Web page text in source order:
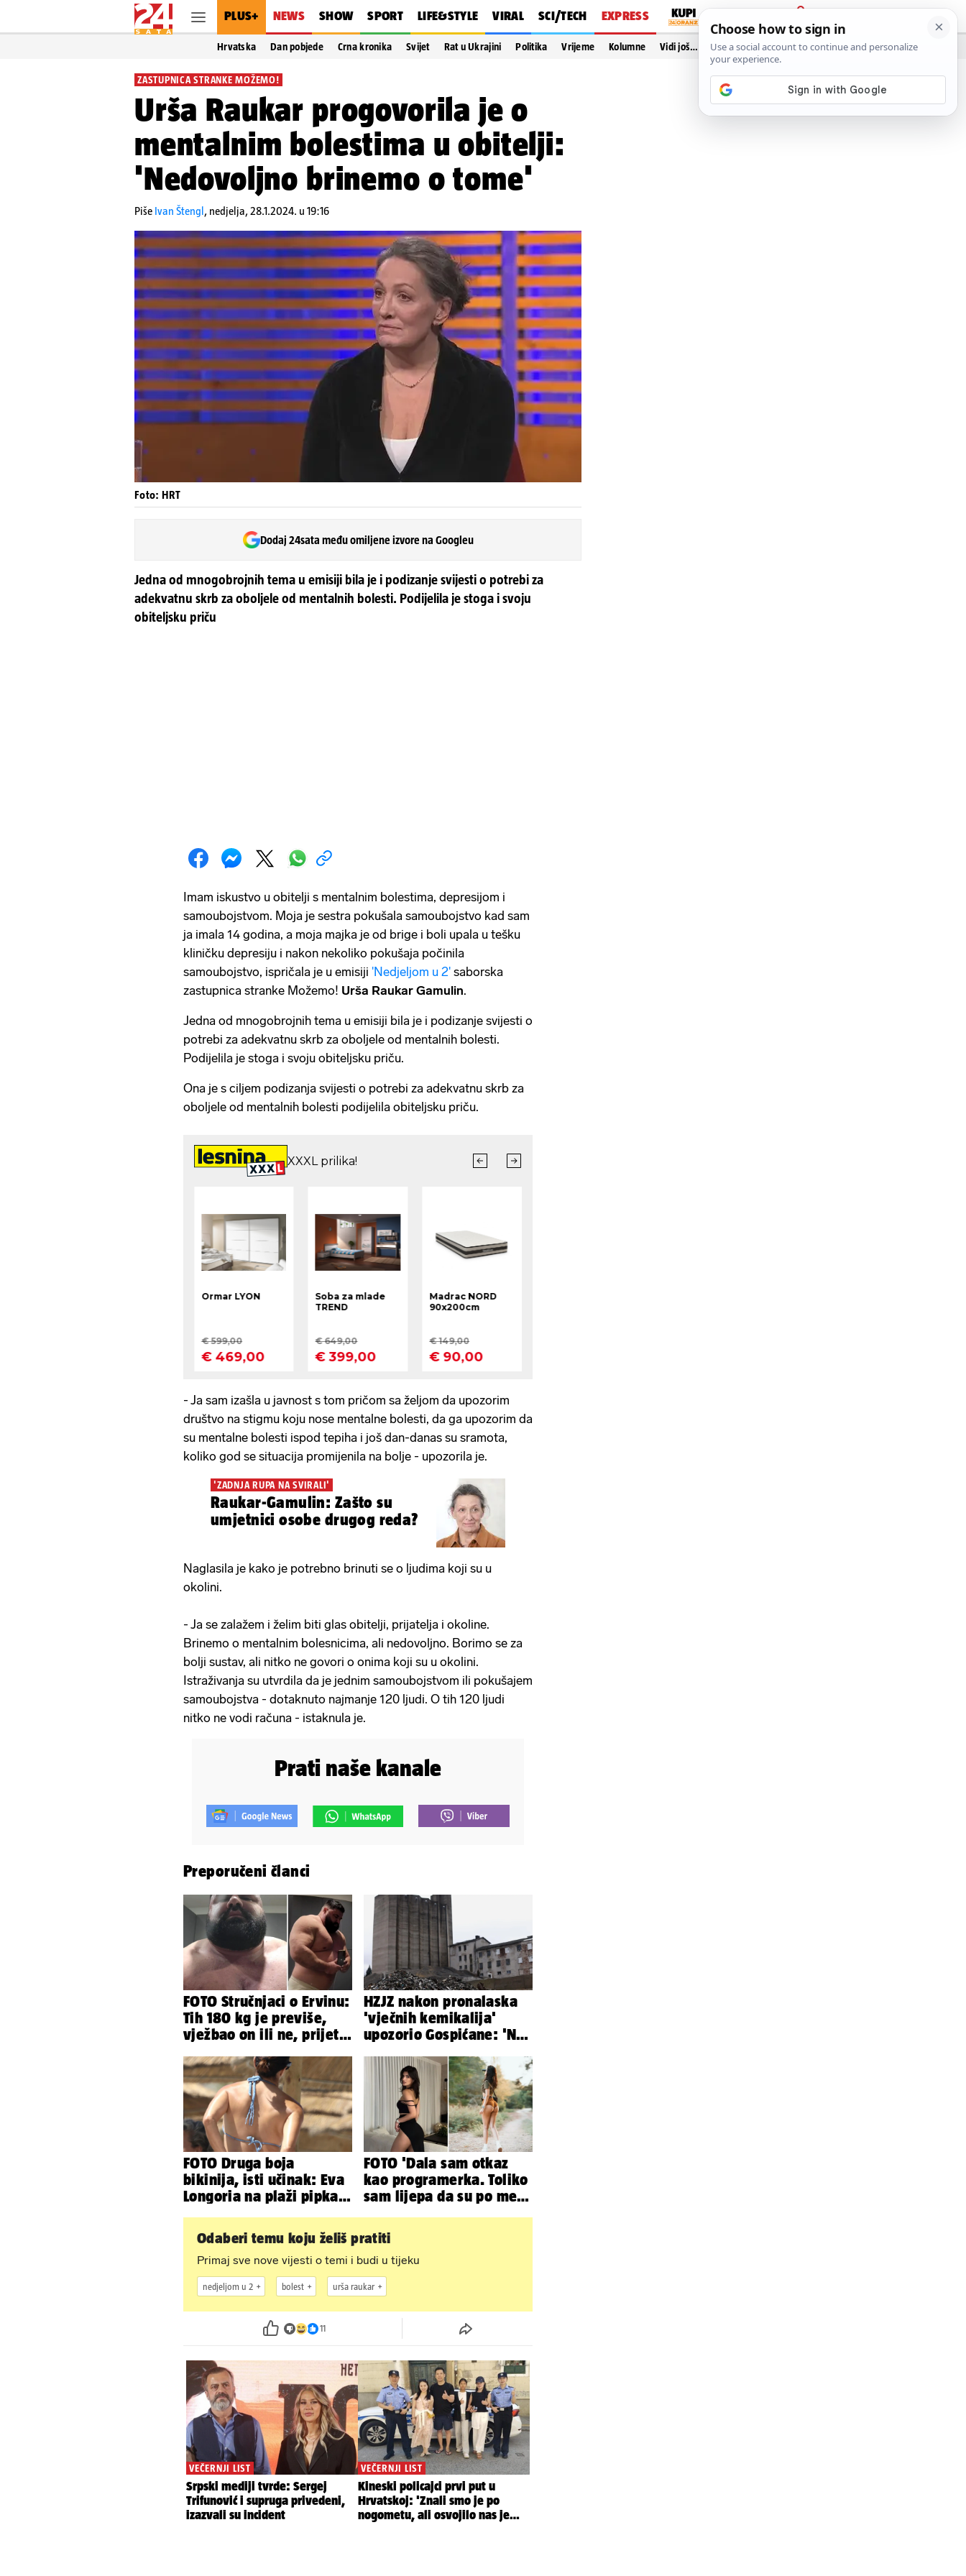
PLUS+ NEWS SHOW SPORT LIFE&STYLE VIRAL SCI/TECH EXPRESS
PRIJAVA
Hrvatska Dan pobjede Crna kronika Svijet Rat u Ukrajini Politika Vrijeme Kolumne Vidi još…
ZASTUPNICA STRANKE MOŽEMO!
Urša Raukar progovorila je o
mentalnim bolestima u obitelji:
'Nedovoljno brinemo o tome'
Piše Ivan Štengl, nedjelja, 28.1.2024. u 19:16
Foto: HRT
Dodaj 24sata među omiljene izvore na Googleu
Jedna od mnogobrojnih tema u emisiji bila je i podizanje svijesti o potrebi za
adekvatnu skrb za oboljele od mentalnih bolesti. Podijelila je stoga i svoju
obiteljsku priču
Imam iskustvo u obitelji s mentalnim bolestima, depresijom i
samoubojstvom. Moja je sestra pokušala samoubojstvo kad sam
ja imala 14 godina, a moja majka je od brige i boli upala u tešku
kliničku depresiju i nakon nekoliko pokušaja počinila
samoubojstvo, ispričala je u emisiji 'Nedjeljom u 2' saborska
zastupnica stranke Možemo! Urša Raukar Gamulin.
Jedna od mnogobrojnih tema u emisiji bila je i podizanje svijesti o
potrebi za adekvatnu skrb za oboljele od mentalnih bolesti.
Podijelila je stoga i svoju obiteljsku priču.
Ona je s ciljem podizanja svijesti o potrebi za adekvatnu skrb za
oboljele od mentalnih bolesti podijelila obiteljsku priču.
- Ja sam izašla u javnost s tom pričom sa željom da upozorim
društvo na stigmu koju nose mentalne bolesti, da ga upozorim da
su mentalne bolesti ispod tepiha i još dan-danas su sramota,
koliko god se situacija promijenila na bolje - upozorila je.
'ZADNJA RUPA NA SVIRALI'
Raukar-Gamulin: Zašto su
umjetnici osobe drugog reda?
Naglasila je kako je potrebno brinuti se o ljudima koji su u
okolini.
- Ja se zalažem i želim biti glas obitelji, prijatelja i okoline.
Brinemo o mentalnim bolesnicima, ali nedovoljno. Borimo se za
bolji sustav, ali nitko ne govori o onima koji su u okolini.
Istraživanja su utvrdila da je jednim samoubojstvom ili pokušajem
samoubojstva - dotaknuto najmanje 120 ljudi. O tih 120 ljudi
nitko ne vodi računa - istaknula je.
Prati naše kanale
Preporučeni članci
FOTO Stručnjaci o Ervinu:
Tih 180 kg je previše,
vježbao on ili ne, prijete
HZJZ nakon pronalaska
'vječnih kemikalija'
upozorio Gospićane: 'Ne
FOTO Druga boja
bikinija, isti učinak: Eva
Longoria na plaži pipkala
FOTO 'Dala sam otkaz
kao programerka. Toliko
sam lijepa da su po meni
Odaberi temu koju želiš pratiti
Primaj sve nove vijesti o temi i budi u tijeku
nedjeljom u 2 bolest urša raukar
11